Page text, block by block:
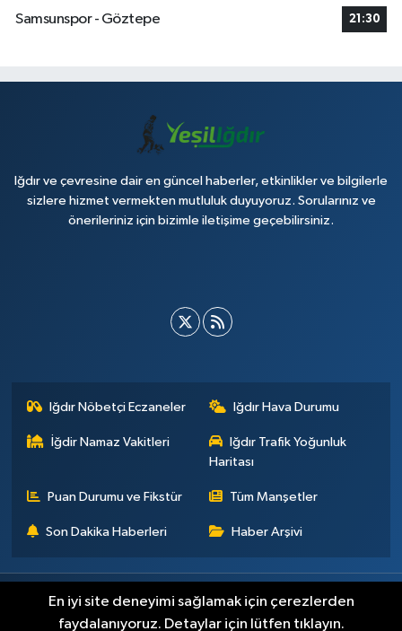
Samsunspor - Göztepe
21:30
Iğdır ve çevresine dair en güncel haberler, etkinlikler ve bilgilerle
sizlere hizmet vermekten mutluluk duyuyoruz. Sorularınız ve
önerileriniz için bizimle iletişime geçebilirsiniz.
Iğdır Nöbetçi Eczaneler Iğdır Hava Durumu
İğdir Namaz Vakitleri
Iğdır Trafik Yoğunluk
Haritası
Puan Durumu ve Fikstür Tüm Manşetler
Son Dakika Haberleri Haber Arşivi
Künye İletişim Çerez Politikası Gizlilik ilkeleri
En iyi site deneyimi sağlamak için çerezlerden
faydalanıyoruz. Detaylar için lütfen tıklayın.